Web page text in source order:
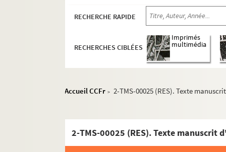
RECHERCHE RAPIDE
RECHERCHES CIBLÉES
Imprimés
multimédia
Accueil CCFr > 2-TMS-00025 (RES). Texte
2-TMS-00025 (RES). Texte manuscrit
Dumanoir et Ange de Keraniou. Jeanne qui
Hugo von Hofmannsthal. Jedermann ou le
Romain Rolland. Le jeu de l'amour et de la
Marivaux. Le jeu de l'amour et du hasard :
Clairville et Adolphe Salvat. La jeune et la
André Picard. Jeunesse : pièce en 3 actes.
Alexandre Dumas. La jeunesse de Louis XIV :